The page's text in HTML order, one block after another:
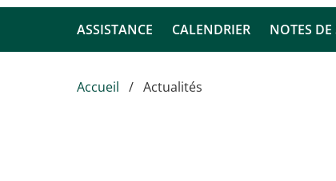
ASSISTANCE CALENDRIER NOTES DE
Accueil Actualités